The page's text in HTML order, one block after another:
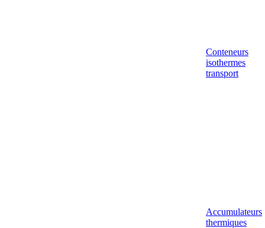
Conteneurs
isothermes
transport
Accumulateurs
thermiques